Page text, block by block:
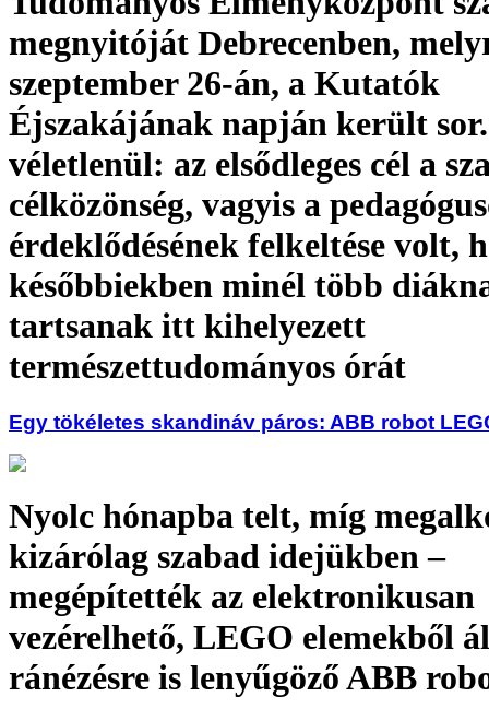
megnyitóját Debrecenben,
szeptember 26-án, a Kutatók
Éjszakájának napján került
véletlenül: az elsődleges cél a
célközönség, vagyis a
érdeklődésének felkeltése volt,
későbbiekben minél több
tartsanak itt kihelyezett
természettudományos órát
Egy tökéletes skandináv páros: ABB robot
Nyolc hónapba telt, míg
kizárólag szabad idejükben –
megépítették az elektronikusan
vezérelhető, LEGO elemekből
ránézésre is lenyűgöző ABB